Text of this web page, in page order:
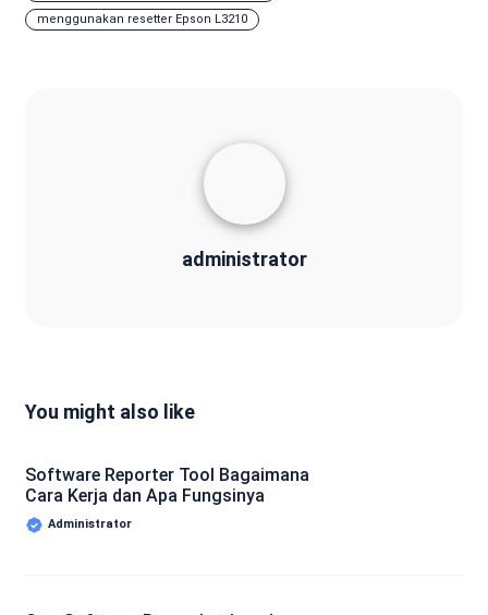
menggunakan resetter Epson L3210
administrator
You might also like
Software Reporter Tool Bagaimana
Cara Kerja dan Apa Fungsinya
Administrator